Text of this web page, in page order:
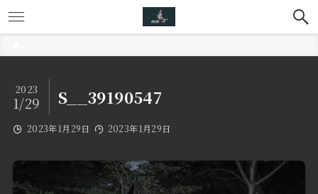
S__39190547
2023
1/29
2023年1月29日 2023年1月29日